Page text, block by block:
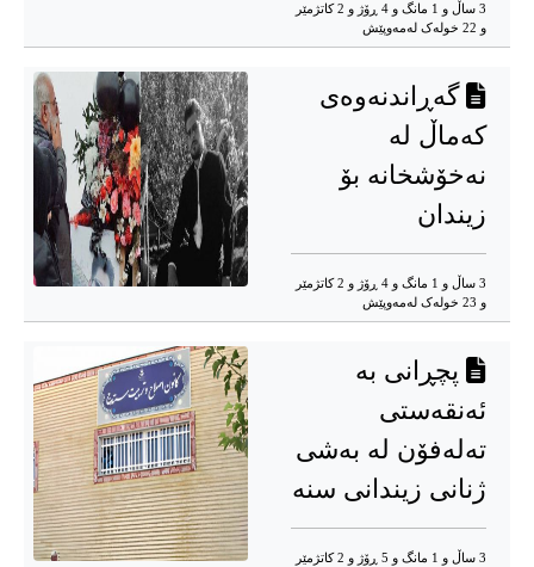
3 ساڵ و 1 مانگ و 4 ڕۆژ و 2 کاتژمێر
و 22 خوله‌ک له‌مه‌وپێش‌
گەڕاندنەوەی
کەماڵ لە
نەخۆشخانە بۆ
زیندان
3 ساڵ و 1 مانگ و 4 ڕۆژ و 2 کاتژمێر
و 23 خوله‌ک له‌مه‌وپێش‌
پچڕانی بە
ئەنقەستی
تەلەفۆن لە بەشی
ژنانی زیندانی سنە
3 ساڵ و 1 مانگ و 5 ڕۆژ و 2 کاتژمێر